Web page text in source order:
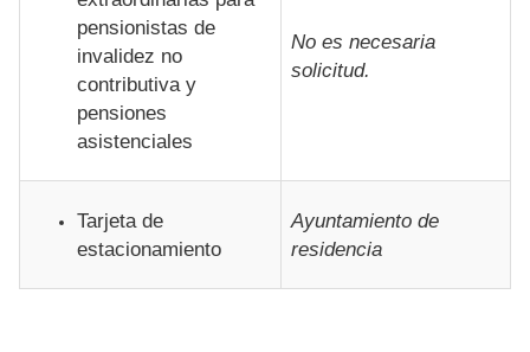
pensionistas de
invalidez no
contributiva y
pensiones
asistenciales
No es necesaria
solicitud.
Tarjeta de
estacionamiento
Ayuntamiento de
residencia